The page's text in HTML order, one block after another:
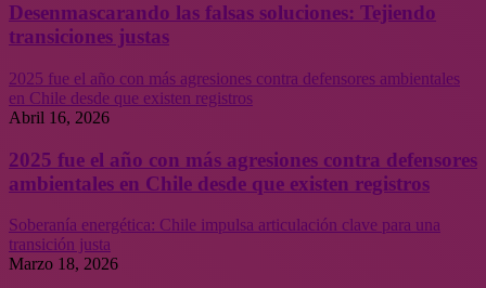
Desenmascarando las falsas soluciones: Tejiendo
transiciones justas
2025 fue el año con más agresiones contra defensores ambientales
en Chile desde que existen registros
Abril 16, 2026
2025 fue el año con más agresiones contra defensores
ambientales en Chile desde que existen registros
Soberanía energética: Chile impulsa articulación clave para una
transición justa
Marzo 18, 2026